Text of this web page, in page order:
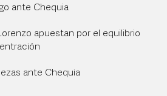
ante Chequia
apuestan por el equilibrio
ante Chequia